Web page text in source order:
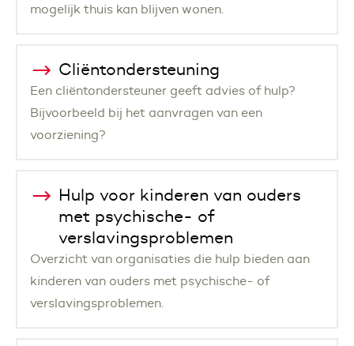
mogelijk thuis kan blijven wonen.
Cliëntondersteuning
Een cliëntondersteuner geeft advies of hulp?
Bijvoorbeeld bij het aanvragen van een
voorziening?
Hulp voor kinderen van ouders
met psychische- of
verslavingsproblemen
Overzicht van organisaties die hulp bieden aan
kinderen van ouders met psychische- of
verslavingsproblemen.